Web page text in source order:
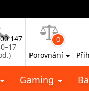
147
0
Porovnání
Gaming